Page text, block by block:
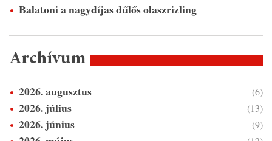
Balatoni a nagydíjas dűlős olaszrizling
Archívum
2026. augusztus (6)
2026. július (13)
2026. június (9)